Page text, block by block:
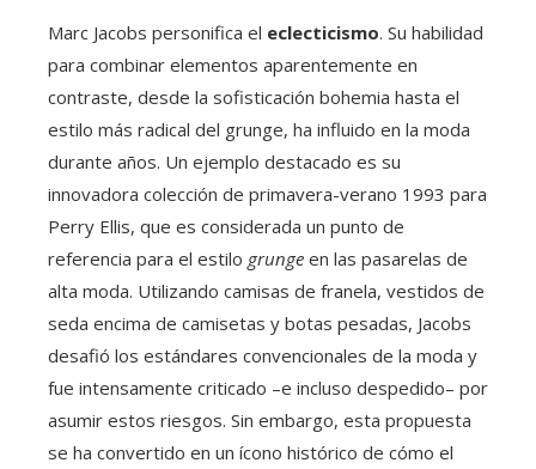
Marc Jacobs personifica el eclecticismo. Su habilidad
para combinar elementos aparentemente en
contraste, desde la sofisticación bohemia hasta el
estilo más radical del grunge, ha influido en la moda
durante años. Un ejemplo destacado es su
innovadora colección de primavera-verano 1993 para
Perry Ellis, que es considerada un punto de
referencia para el estilo grunge en las pasarelas de
alta moda. Utilizando camisas de franela, vestidos de
seda encima de camisetas y botas pesadas, Jacobs
desafió los estándares convencionales de la moda y
fue intensamente criticado –e incluso despedido– por
asumir estos riesgos. Sin embargo, esta propuesta
se ha convertido en un ícono histórico de cómo el